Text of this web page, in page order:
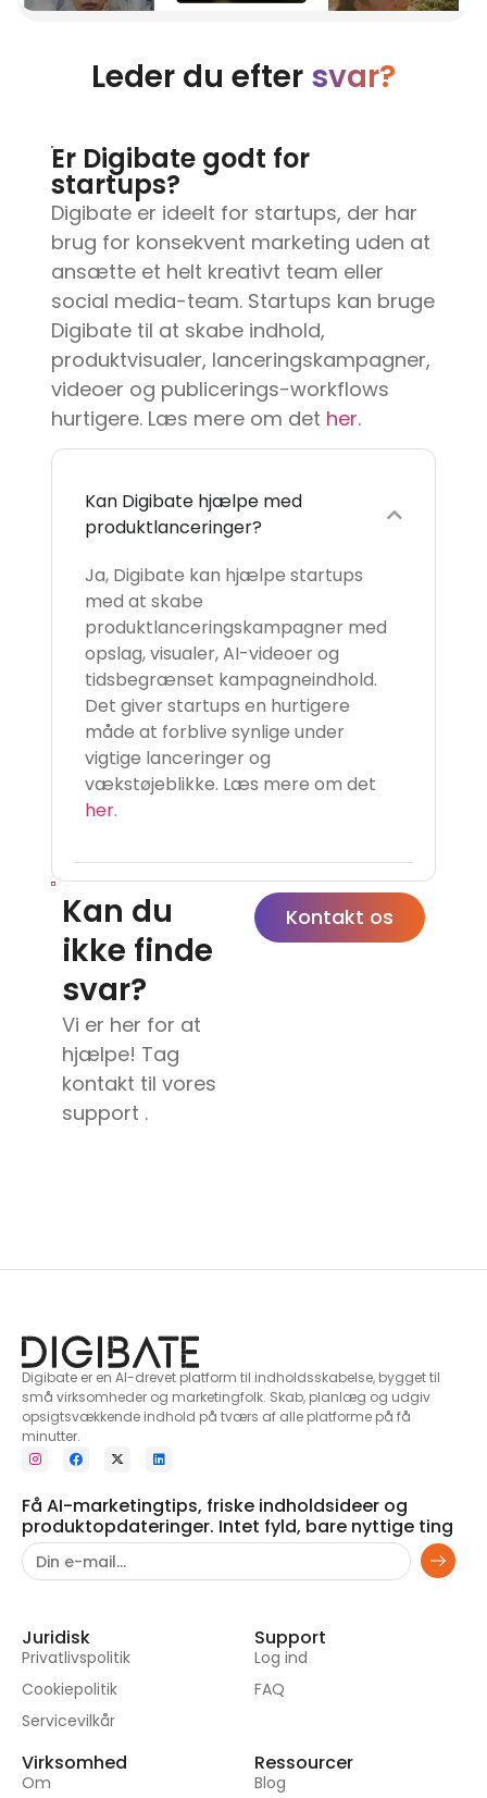
Leder du efter svar?
Er Digibate godt for
startups?
Digibate er ideelt for startups, der har
brug for konsekvent marketing uden at
ansætte et helt kreativt team eller
social media-team. Startups kan bruge
Digibate til at skabe indhold,
produktvisualer, lanceringskampagner,
videoer og publicerings-workflows
hurtigere. Læs mere om det her.
Kan Digibate hjælpe med
produktlanceringer?
Ja, Digibate kan hjælpe startups
med at skabe
produktlanceringskampagner med
opslag, visualer, AI-videoer og
tidsbegrænset kampagneindhold.
Det giver startups en hurtigere
måde at forblive synlige under
vigtige lanceringer og
vækstøjeblikke. Læs mere om det
her.
Kan du
ikke finde
svar?
Vi er her for at
hjælpe! Tag
kontakt til vores
support .
Kontakt os
Digibate er en AI-drevet platform til indholdsskabelse, bygget til
små virksomheder og marketingfolk. Skab, planlæg og udgiv
opsigtsvækkende indhold på tværs af alle platforme på få
minutter.
Få AI-marketingtips, friske indholdsideer og
produktopdateringer. Intet fyld, bare nyttige ting
Juridisk
Privatlivspolitik
Cookiepolitik
Servicevilkår
Support
Log ind
FAQ
Virksomhed
Om
Ressourcer
Blog